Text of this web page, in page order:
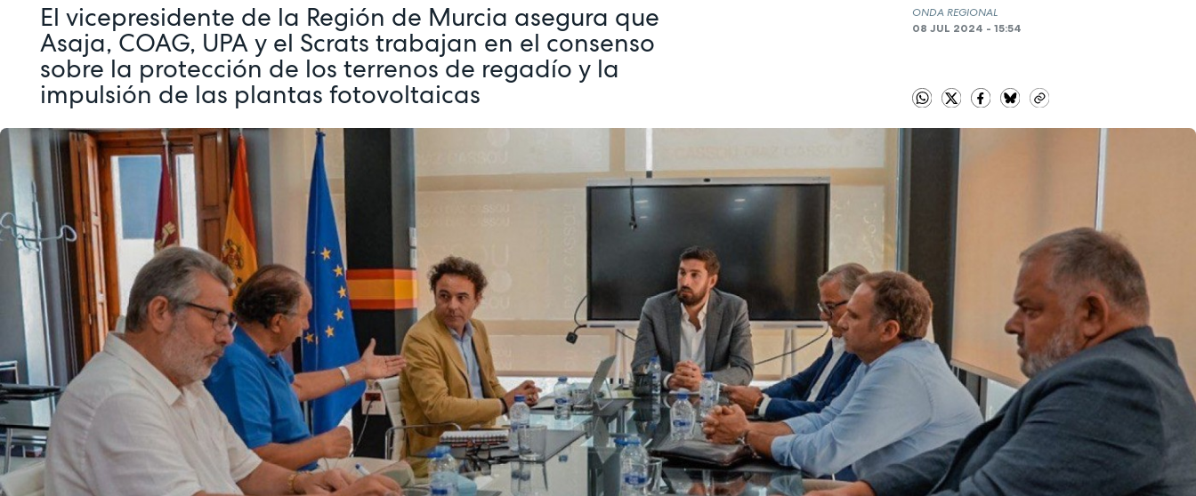
El vicepresidente de la Región de Murcia asegura que
Asaja, COAG, UPA y el Scrats trabajan en el consenso
sobre la protección de los terrenos de regadío y la
impulsión de las plantas fotovoltaicas
ONDA REGIONAL
08 JUL 2024 - 15:54